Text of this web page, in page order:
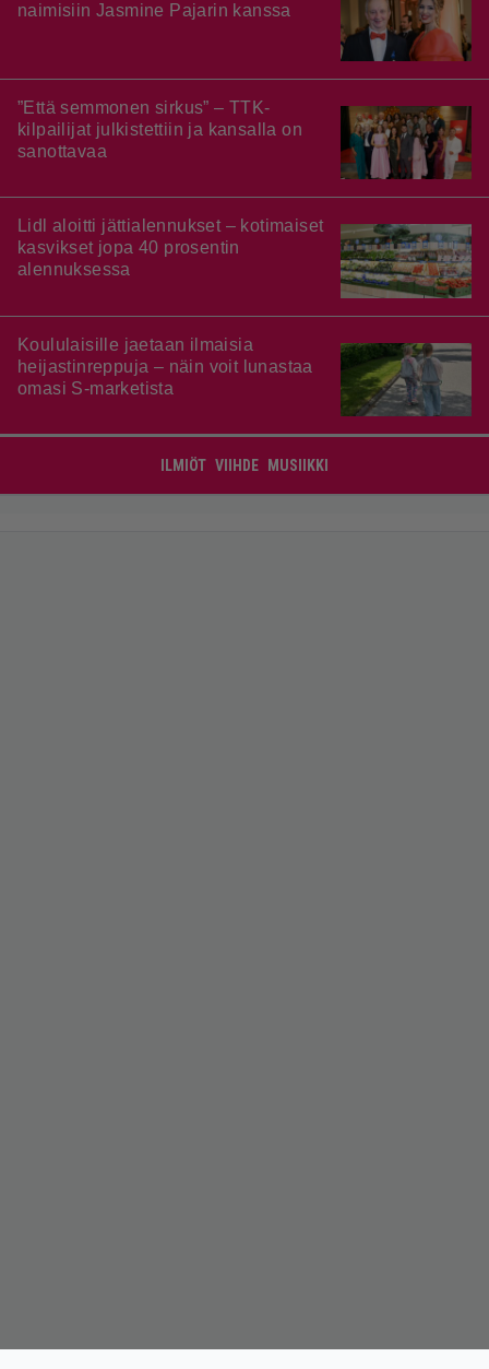
naimisiin Jasmine Pajarin kanssa
”Että semmonen sirkus” – TTK-
kilpailijat julkistettiin ja kansalla on
sanottavaa
Lidl aloitti jättialennukset – kotimaiset
kasvikset jopa 40 prosentin
alennuksessa
Koululaisille jaetaan ilmaisia
heijastinreppuja – näin voit lunastaa
omasi S-marketista
ILMIÖT VIIHDE MUSIIKKI